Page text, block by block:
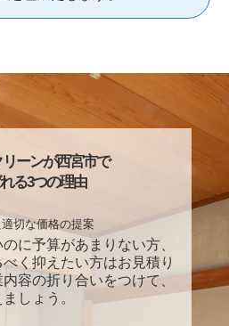
ーンが西宮市で
る3つの理由
切な価格の提案
に予算があまりない方、
く抑えたい方はお見積り
容の折り合いをつけて、
しょう。